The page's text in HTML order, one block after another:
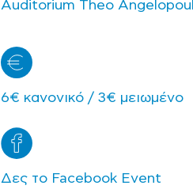
Auditorium Theo
6€ κανονικό / 3€ μειωμένο
Δες το Facebook Event